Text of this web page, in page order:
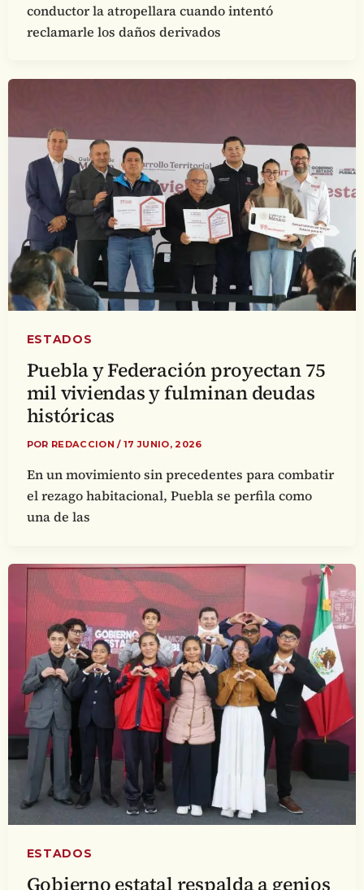
conductor la atropellara cuando intentó
reclamarle los daños derivados
ESTADOS
Puebla y Federación proyectan 75
mil viviendas y fulminan deudas
históricas
POR REDACCION/ 17 JUNIO, 2026
En un movimiento sin precedentes para combatir
el rezago habitacional, Puebla se perfila como
una de las
ESTADOS
Gobierno estatal respalda a genios